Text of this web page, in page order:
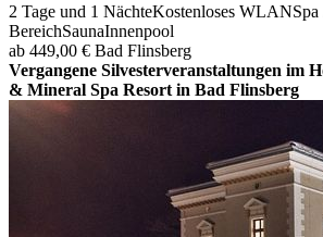
2 Tage und 1 NächteKostenloses WLAN
BereichSaunaInnenpool
ab 449,00 € Bad Flinsberg
Vergangene Silvesterveranstaltungen im
& Mineral Spa Resort in Bad Flinsberg